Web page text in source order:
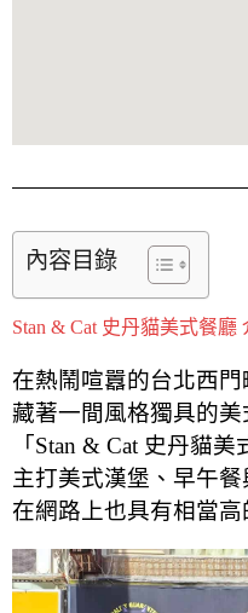
內容目錄
Stan & Cat 史丹貓美式餐廳
在熱鬧喧囂的台北西門
藏著一間風格獨具的美
「Stan & Cat 史丹貓美
主打美式漢堡、早午
在網路上也具有相當高